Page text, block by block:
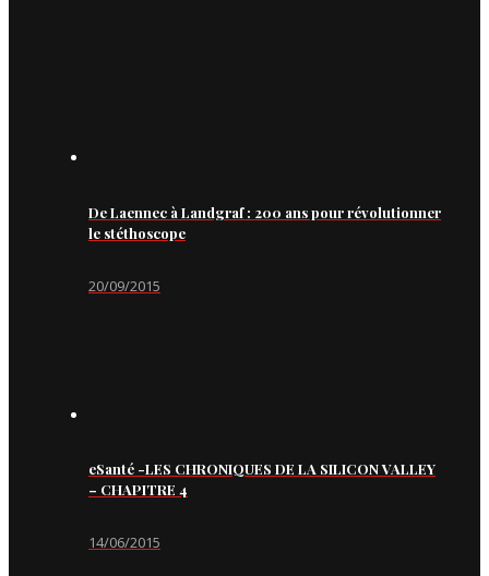
De Laennec à Landgraf : 200 ans pour révolutionner
le stéthoscope
20/09/2015
eSanté -LES CHRONIQUES DE LA SILICON VALLEY
– CHAPITRE 4
14/06/2015